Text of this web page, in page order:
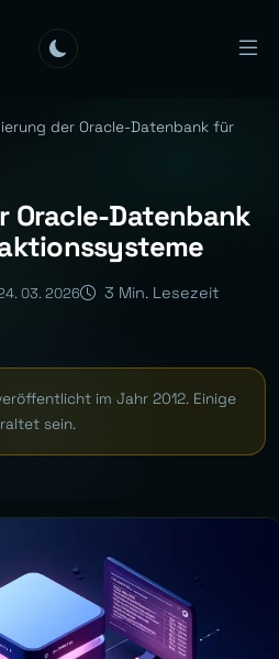
der Oracle-Datenbank für
Oracle-Datenbank
03. 2026
3 Min. Lesezeit
im Jahr 2012. Einige
sein.